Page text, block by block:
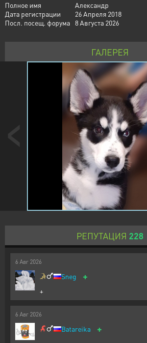
Полное имя
Александр
Дата регистрации
26 Апреля 2018
Посл. посещ. форума 8 Августа 2026
ГАЛЕРЕЯ
РЕПУТАЦИЯ 228
6 Авг 2026
Sneg +
+
6 Авг 2026
Batareika +